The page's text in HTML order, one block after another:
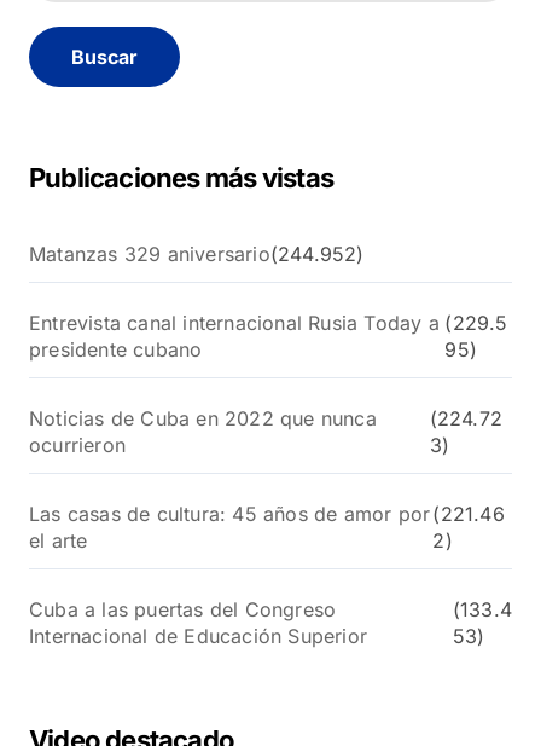
c
a
Publicaciones más vistas
Matanzas 329 aniversario(244.952)
Entrevista canal internacional Rusia Today a
presidente cubano
(229.5
95)
Noticias de Cuba en 2022 que nunca
ocurrieron
(224.72
3)
Las casas de cultura: 45 años de amor por
el arte
(221.46
2)
Cuba a las puertas del Congreso
Internacional de Educación Superior
(133.4
53)